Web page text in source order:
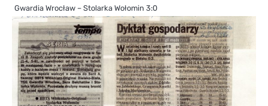
Gwardia Wrocław – Stolarka Wołomin 3:0